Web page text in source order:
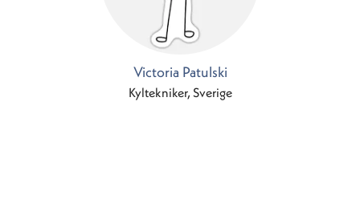
Victoria Patulski
Kyltekniker, Sverige